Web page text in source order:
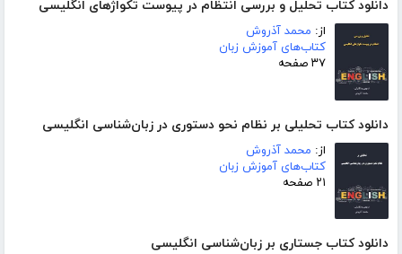
دانلود کتاب تحلیل و بررسی انتظام در پیوست تکواژهای انگلیسی
از: محمد آذروش
کتاب‌های آموزش زبان
۳۷ صفحه
دانلود کتاب تحلیلی بر نظام نحو دستوری در زبان‌شناسی انگلیسی
از: محمد آذروش
کتاب‌های آموزش زبان
۲۱ صفحه
دانلود کتاب جستاری بر زبان‌شناسی انگلیسی